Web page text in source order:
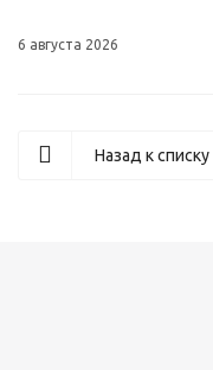
6 августа 2026
Назад к списку